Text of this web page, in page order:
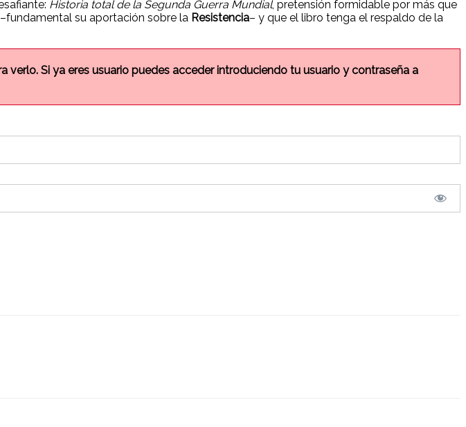
Historia total de la Segunda Guerra Mundial, pretensión formidable por más que
su aportación sobre la Resistencia– y que el libro tenga el respaldo de la
verlo. Si ya eres usuario puedes acceder introduciendo tu usuario y contraseña a